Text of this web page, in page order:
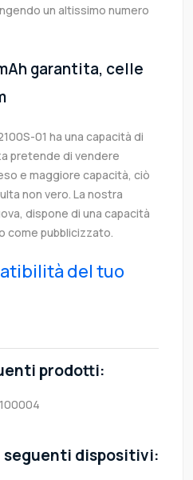
un altissimo numero
garantita, celle
01 ha una capacità di
pretende di vendere
e maggiore capacità, ciò
non vero. La nostra
dispone di una capacità
come pubblicizzato.
del tuo
prodotti:
seguenti dispositivi: